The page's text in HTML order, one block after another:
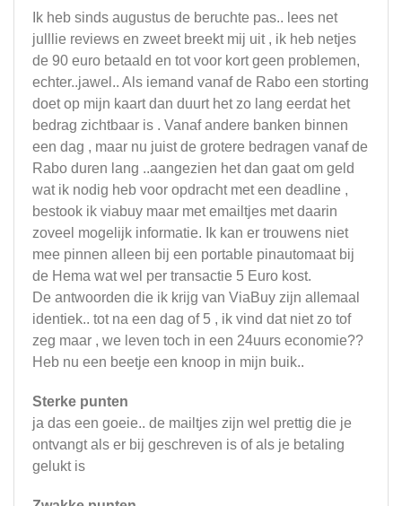
Ik heb sinds augustus de beruchte pas.. lees net
julllie reviews en zweet breekt mij uit , ik heb netjes
de 90 euro betaald en tot voor kort geen problemen,
echter..jawel.. Als iemand vanaf de Rabo een storting
doet op mijn kaart dan duurt het zo lang eerdat het
bedrag zichtbaar is . Vanaf andere banken binnen
een dag , maar nu juist de grotere bedragen vanaf de
Rabo duren lang ..aangezien het dan gaat om geld
wat ik nodig heb voor opdracht met een deadline ,
bestook ik viabuy maar met emailtjes met daarin
zoveel mogelijk informatie. Ik kan er trouwens niet
mee pinnen alleen bij een portable pinautomaat bij
de Hema wat wel per transactie 5 Euro kost.
De antwoorden die ik krijg van ViaBuy zijn allemaal
identiek.. tot na een dag of 5 , ik vind dat niet zo tof
zeg maar , we leven toch in een 24uurs economie??
Heb nu een beetje een knoop in mijn buik..
Sterke punten
ja das een goeie.. de mailtjes zijn wel prettig die je
ontvangt als er bij geschreven is of als je betaling
gelukt is